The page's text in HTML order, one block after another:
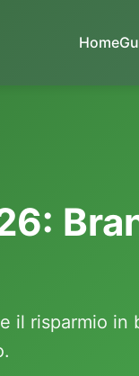
Home
il risparmio in